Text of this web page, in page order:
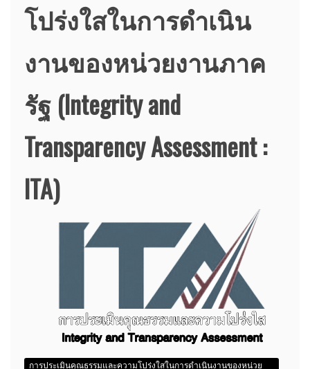
โปร่งใสในการดำเนิน
งานของหน่วยงานภาค
รัฐ (Integrity and
Transparency Assessment :
ITA)
การประเมินคุณธรรมและความโปร่งใสในการดำเนินงานของหน่วย